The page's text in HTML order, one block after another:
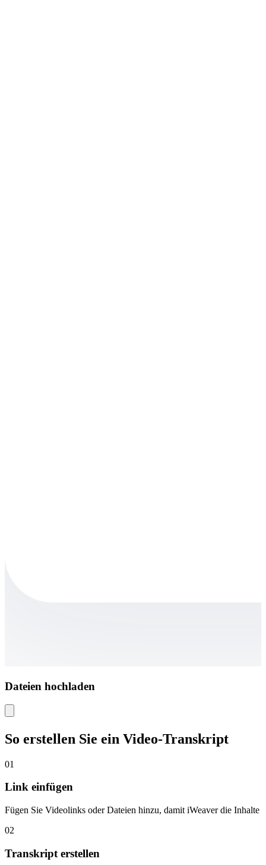
Dateien hochladen
So erstellen Sie ein Video-Transkript
01
Link einfügen
Fügen Sie Videolinks oder Dateien hinzu, damit iWeaver die Inhalte
02
Transkript erstellen